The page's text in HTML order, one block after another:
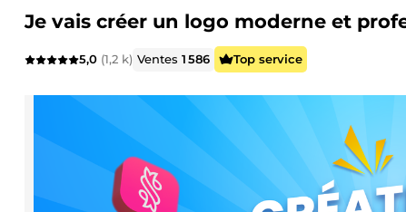
Je vais créer un logo moderne et
5,0 (1,2 k) Ventes1 586 Top service